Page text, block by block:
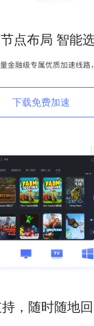
点布局 智能
金融级专属优质加速线路
下载免费加速
，随时随地